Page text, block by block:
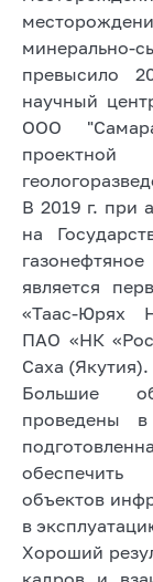
минерально-
превысило
научный
ООО
В 2019 г. при
на
является
«Таас-Юрях
ПАО «НК
Саха (Якутия).
Большие
проведены в
обеспечить
объектов
в
Хороший